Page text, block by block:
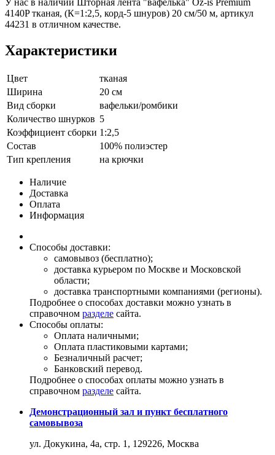
У нас в наличии Шторная лента "вафелька" Oz-is Premium
4140P тканая, (К=1:2,5, корд-5 шнуров) 20 см/50 м, артикул
44231 в отличном качестве.
Характеристики
Цвет
тканая
Ширина
20 см
Вид сборки
вафельки/ромбики
Количество шнурков 5
Коэффициент сборки 1:2,5
Состав
100% полиэстер
Тип крепления
на крючки
Наличие
Доставка
Оплата
Информация
Способы доставки:
самовывоз (бесплатно);
доставка курьером по Москве и Московской
области;
доставка транспортными компаниями (регионы).
Подробнее о способах доставки можно узнать в
справочном разделе сайта.
Способы оплаты:
Оплата наличными;
Оплата пластиковыми картами;
Безналичный расчет;
Банковский перевод.
Подробнее о способах оплаты можно узнать в
справочном разделе сайта.
Демонстрационный зал и пункт бесплатного
самовывоза
ул. Докукина, 4а, стр. 1, 129226, Москва